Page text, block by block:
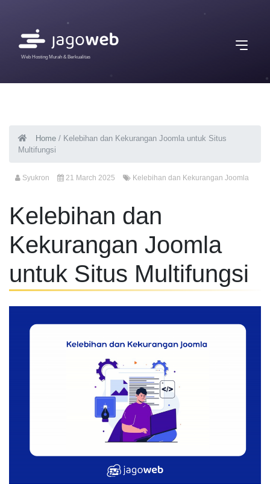
Web Hosting Murah & Berkualitas
Home / Kelebihan dan Kekurangan Joomla untuk Situs
Multifungsi
Syukron 21 March 2025 Kelebihan dan Kekurangan Joomla
Kelebihan dan
Kekurangan Joomla
untuk Situs Multifungsi